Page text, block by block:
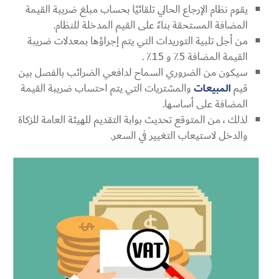
يقوم نظام الإرجاع الحالي تلقائيًا بحساب مبلغ ضريبة القيمة
المضافة المستحقة بناءً على القيم المدخلة للنظام.
من أجل تلبية التوريدات التي يتم إجراؤها بمعدلات ضريبة
القيمة المضافة 5٪ و 15٪ .
سيكون من الضروري السماح لدافعي الضرائب بالفصل بين
قيمالمبيعاتوالمشتريات التي يتم احتساب ضريبة القيمة
المضافة على أساسها.
لذلك ، من المتوقع تحديث بوابة التقديم للهيئة العامة للزكاة
والدخل لاستيعاب التغيير في السعر.